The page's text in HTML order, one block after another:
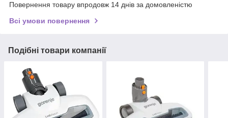
Повернення товару впродовж 14 днів за домовленістю
Всі умови повернення
Подібні товари компанії